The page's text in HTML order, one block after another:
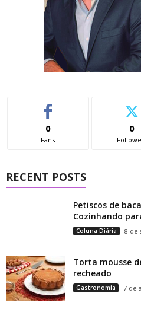
0
Fans
0
RECENT POSTS
Petiscos de
Cozinhando
Coluna Diária 8 de
Torta mousse
recheado
Gastronomia 7 de